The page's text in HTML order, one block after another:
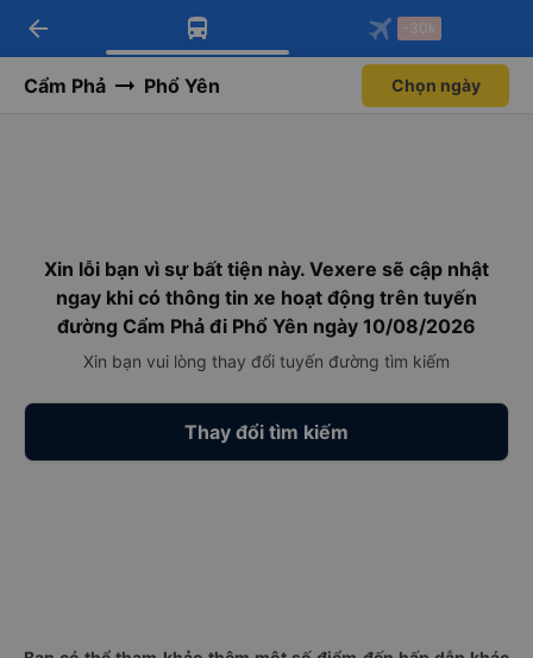
Tải app Vexere ngay!
Nhận ưu đãi thành viên độc
Mở app
Tải app Vexere
-30k/ghế khi đặt vé máy bay qua
Mở app
arrow_back -30k
Cẩm Phả Phổ Yên Chọn ngày
Xin lỗi bạn vì sự bất tiện này. Vexere sẽ cập nhật
ngay khi có thông tin xe hoạt động trên tuyến
đường Cẩm Phả đi Phổ Yên ngày 10/08/2026
Xin bạn vui lòng thay đổi tuyến đường tìm kiếm
Thay đổi tìm kiếm